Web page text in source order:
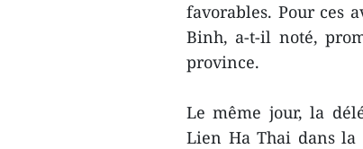
favorables. Pour ces
Binh, a-t-il noté,
province.
Le même jour, la
Lien Ha Thai dans la